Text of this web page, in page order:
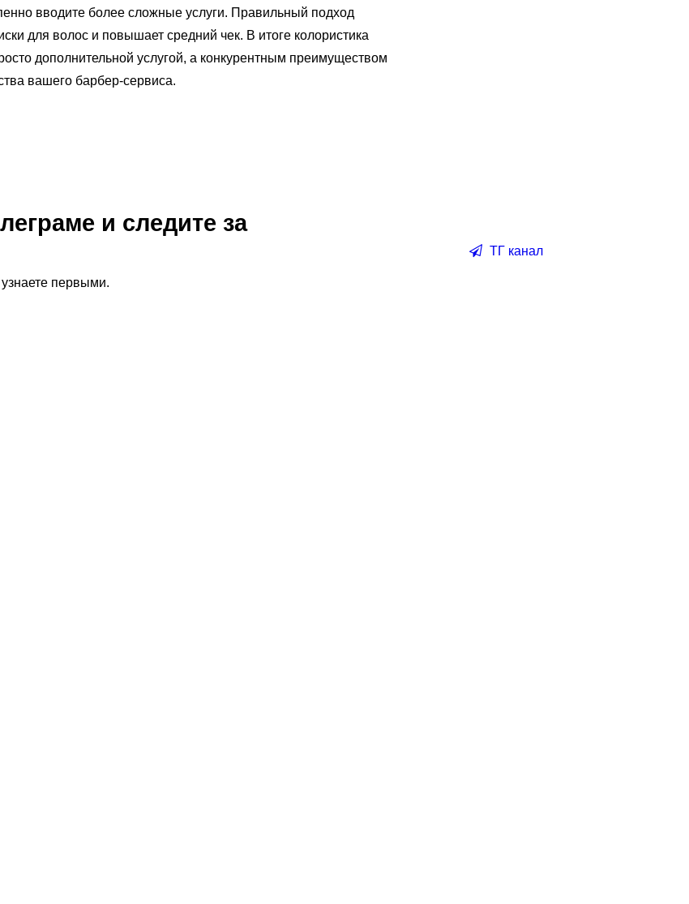
вводите более сложные услуги. Правильный подход
для волос и повышает средний чек. В итоге колористика
дополнительной услугой, а конкурентным преимуществом
вашего барбер‑сервиса.
и следите за
первыми.
ТГ канал